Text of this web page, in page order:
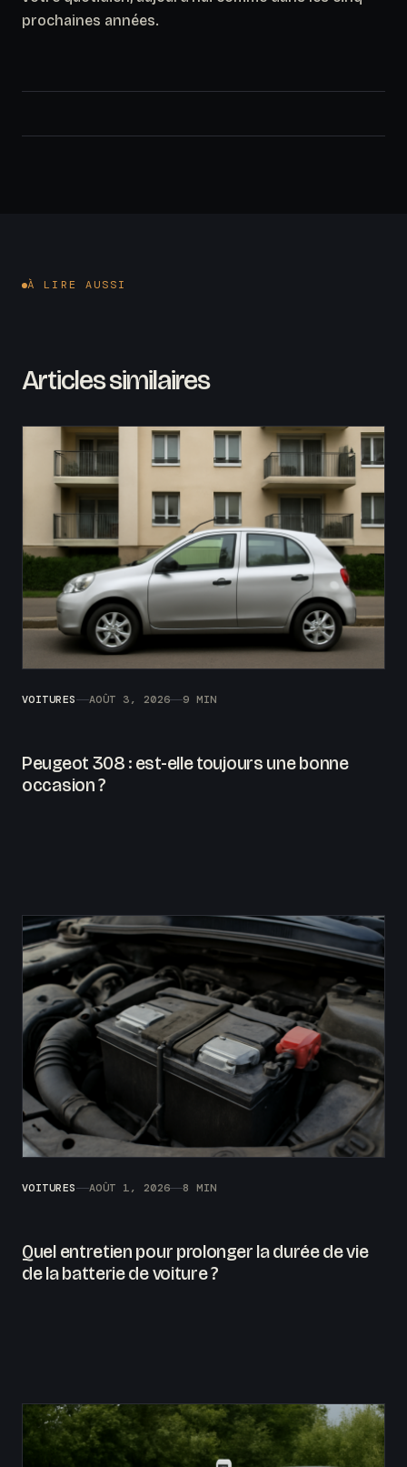
prochaines années.
À LIRE AUSSI
Articles similaires
VOITURES AOÛT 3, 2026 9 MIN
Peugeot 308 : est-elle toujours une bonne
occasion ?
VOITURES AOÛT 1, 2026 8 MIN
Quel entretien pour prolonger la durée de vie
de la batterie de voiture ?